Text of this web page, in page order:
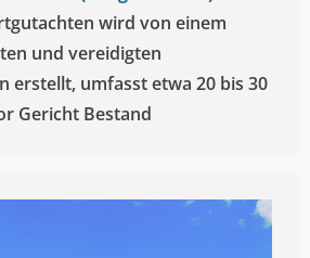
wird von einem
und vereidigten
erstellt, umfasst etwa 20 bis 30
Gericht Bestand